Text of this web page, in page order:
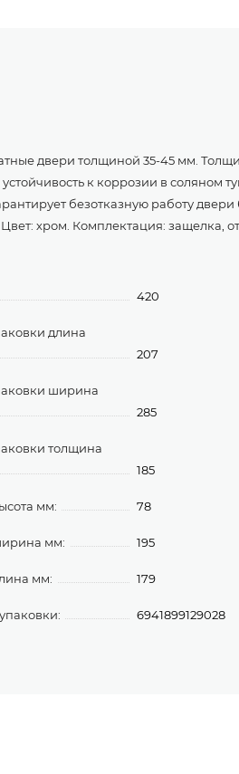
двери толщиной 35-45 мм.
к коррозии в соляном
безотказную работу
хром. Комплектация: защелка,
420
длина
207
ширина
285
толщина
185
мм: 78
мм: 195
мм: 179
6941899129028